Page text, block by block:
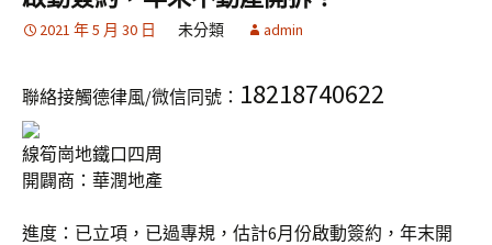
2021 年 5 月 30 日 未分類 admin
聯絡接觸德律風/微信同號： 18218740622
線筍崗地鐵口四周
開闢商：華潤地產
進度：已立項，已過專規，估計6月份啟動簽約，年末開